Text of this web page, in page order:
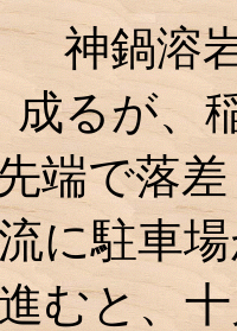
神鍋溶岩
成るが、
端で落
に駐車
むと、